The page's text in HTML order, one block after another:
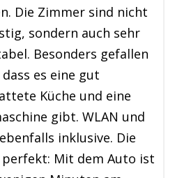
Die Zimmer sind nicht
sondern auch sehr
Besonders gefallen
es eine gut
Küche und eine
gibt. WLAN und
inklusive. Die
perfekt: Mit dem Auto ist